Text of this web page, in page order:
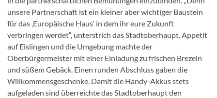
unsere Partnerschaft ist ein kleiner aber wichtiger Baustein
für das ‚Europäische Haus‘ in dem ihr eure Zukunft
verbringen werdet“, unterstrich das Stadtoberhaupt. Appetit
auf Eislingen und die Umgebung machte der
Oberbürgermeister mit einer Einladung zu frischen Brezeln
und süßem Gebäck. Einen runden Abschluss gaben die
Willkommensgeschenke. Damit die Handy-Akkus stets
aufgeladen sind überreichte das Stadtoberhaupt den